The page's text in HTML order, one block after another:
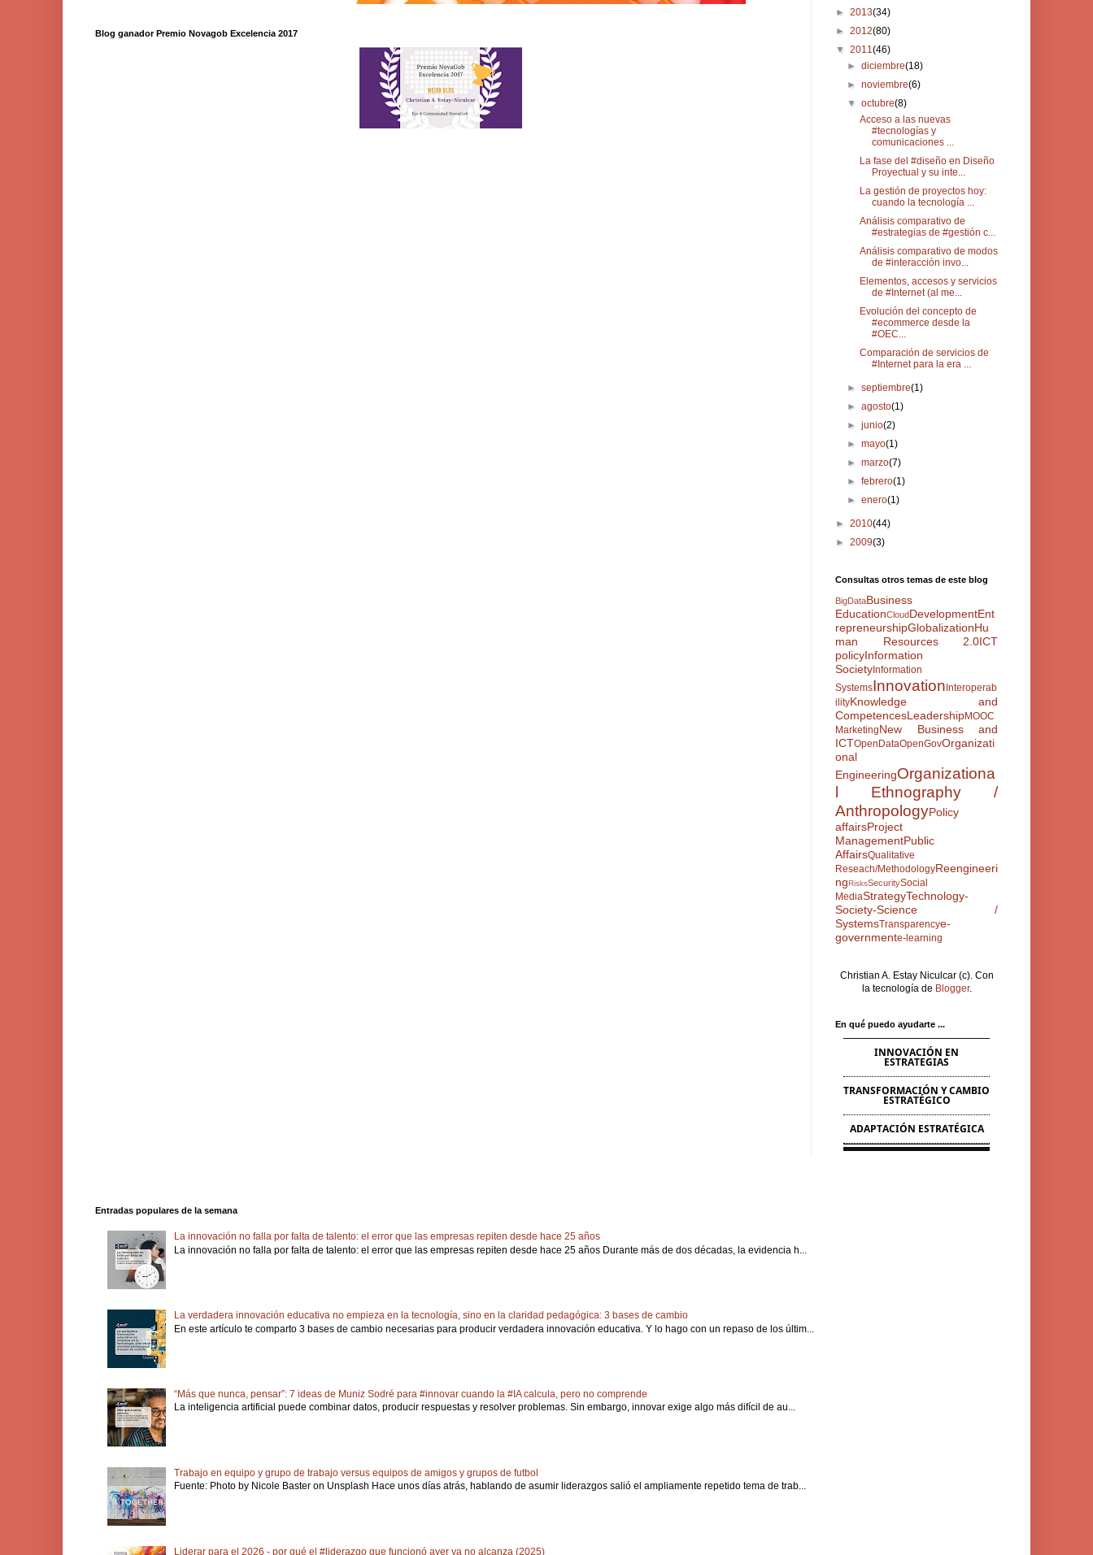
Blog ganador Premio Novagob Excelencia 2017
► 2013(34)
► 2012(80)
▼ 2011(46)
►diciembre(18)
►noviembre(6)
▼octubre(8)
Acceso a las nuevas
#tecnologías y
comunicaciones ...
La fase del #diseño en Diseño
Proyectual y su inte...
La gestión de proyectos hoy:
cuando la tecnología ...
Análisis comparativo de
#estrategias de #gestión c...
Análisis comparativo de modos
de #interacción invo...
Elementos, accesos y servicios
de #Internet (al me...
Evolución del concepto de
#ecommerce desde la
#OEC...
Comparación de servicios de
#Internet para la era ...
►septiembre(1)
►agosto(1)
►junio(2)
►mayo(1)
►marzo(7)
►febrero(1)
►enero(1)
► 2010(44)
► 2009(3)
Consultas otros temas de este blog
BigDataBusiness
EducationCloudDevelopmentEnt
repreneurshipGlobalizationHu
man Resources 2.0ICT
policyInformation
Society Information
SystemsInnovation Interoperab
ilityKnowledge and
CompetencesLeadershipMOOC
MarketingNew Business and
ICTOpenDataOpenGovOrganizati
onal
EngineeringOrganizationa
l Ethnography /
AnthropologyPolicy
affairsProject
ManagementPublic
AffairsQualitative
Reseach/MethodologyReengineeri
ngRisksSecuritySocial
MediaStrategyTechnology-
Society-Science /
SystemsTransparencye-
governmente-learning
Christian A. Estay Niculcar (c). Con
la tecnología de Blogger.
En qué puedo ayudarte ...
INNOVACIÓN EN
ESTRATEGIAS
TRANSFORMACIÓN Y CAMBIO
ESTRATÉGICO
ADAPTACIÓN ESTRATÉGICA
Entradas populares de la semana
La innovación no falla por falta de talento: el error que las empresas repiten desde hace 25 años
La innovación no falla por falta de talento: el error que las empresas repiten desde hace 25 años Durante más de dos décadas, la evidencia h...
La verdadera innovación educativa no empieza en la tecnología, sino en la claridad pedagógica: 3 bases de cambio
En este artículo te comparto 3 bases de cambio necesarias para producir verdadera innovación educativa. Y lo hago con un repaso de los últim...
“Más que nunca, pensar”: 7 ideas de Muniz Sodré para #innovar cuando la #IA calcula, pero no comprende
La inteligencia artificial puede combinar datos, producir respuestas y resolver problemas. Sin embargo, innovar exige algo más difícil de au...
Trabajo en equipo y grupo de trabajo versus equipos de amigos y grupos de futbol
Fuente: Photo by Nicole Baster on Unsplash Hace unos días atrás, hablando de asumir liderazgos salió el ampliamente repetido tema de trab...
Liderar para el 2026 - por qué el #liderazgo que funcionó ayer ya no alcanza (2025)